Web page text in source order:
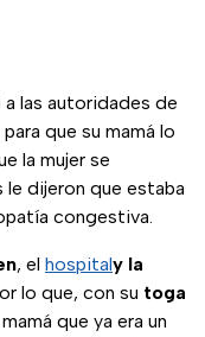
las autoridades de
que su mamá lo
la mujer se
dijeron que estaba
congestiva.
, el hospitaly la
lo que, con su toga
que ya era un